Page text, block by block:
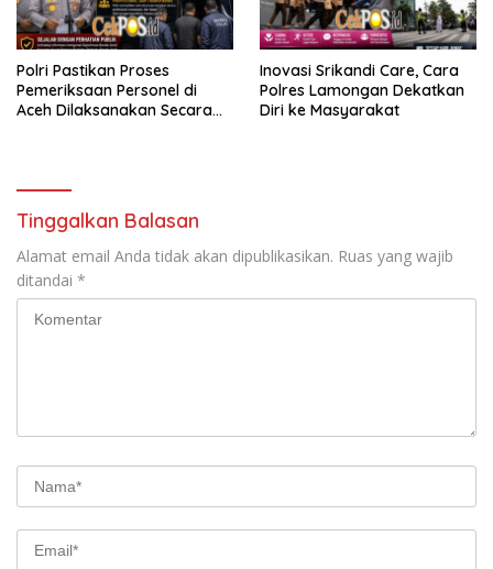
Polri Pastikan Proses
Pemeriksaan Personel di
Aceh Dilaksanakan Secara
Inovasi Srikandi Care, Cara
Polres Lamongan Dekatkan
Diri ke Masyarakat
Tinggalkan Balasan
Alamat email Anda tidak akan dipublikasikan. Ruas yang wajib
ditandai *